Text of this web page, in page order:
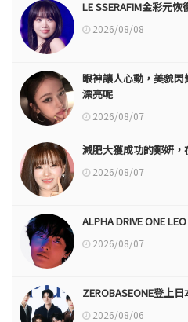
LE SSERAFIM金彩元
2026/08/08
眼神讓人心動，美貌
漂亮呢
2026/08/07
減肥大獲成功的鄭妍，
2026/08/07
ALPHA DRIVE ONE
2026/08/07
ZEROBASEONE登上
2026/08/06